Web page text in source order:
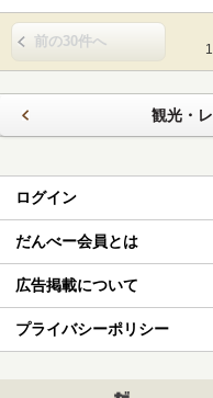
前の30件へ
観光・
ログイン
だんべー会員とは
広告掲載について
プライバシーポリシー